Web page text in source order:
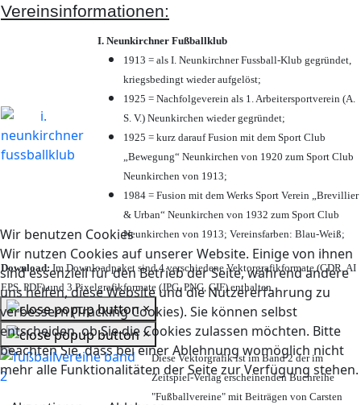
Wir benutzen Cookies
Wir nutzen Cookies auf unserer Website. Einige von ihnen
sind essenziell für den Betrieb der Seite, während andere
uns helfen, diese Website und die Nutzererfahrung zu
verbessern (Tracking Cookies). Sie können selbst
entscheiden, ob Sie die Cookies zulassen möchten. Bitte
beachten Sie, dass bei einer Ablehnung womöglich nicht
mehr alle Funktionalitäten der Seite zur Verfügung stehen.
Vereinsinformationen:
I. Neunkirchner Fußballklub
1913 = als I. Neunkirchner Fussball-Klub gegründet,
kriegsbedingt wieder aufgelöst;
1925 = Nachfolgeverein als 1. Arbeitersportverein (A.
S. V.) Neunkirchen wieder gegründet;
1925 = kurz darauf Fusion mit dem Sport Club
„Bewegung“ Neunkirchen von 1920 zum Sport Club
Neunkirchen von 1913;
1984 = Fusion mit dem Werks Sport Verein „Brevillier
& Urban“ Neunkirchen von 1932 zum Sport Club
Neunkirchen von 1913; Vereinsfarben: Blau-Weiß;
Download: Im Downloadpaket sind 4 verschiedene Vektorgrafikformate (CDR, AI
EPS, PDF) und 3 Pixelgrafikformate (JPG, PNG, GIF) enthalten.
×
×
Diese Vektorgrafik ist im Band 2 der im
Zeitspiel-Verlag erscheinenden Buchreihe
"Fußballvereine" mit Beiträgen von Carsten